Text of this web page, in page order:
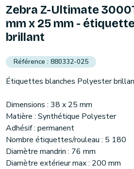
Zebra Z-Ultimate
mm x 25 mm -
brillant
880332-025
Étiquettes blanches Polyester
Dimensions : 38 x 25 mm
Matière : Synthétique Polyester
Adhésif : permanent
Nombre étiquettes/rouleau : 5 180
Diamètre mandrin : 76 mm
Diamètre extérieur max : 200 mm